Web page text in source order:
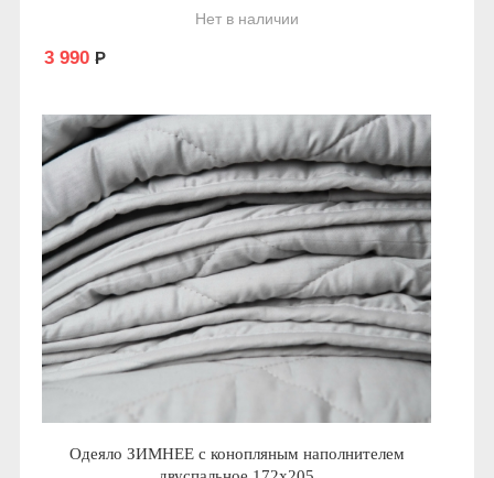
Нет в наличии
3 990 Р
Одеяло ЗИМНЕЕ с конопляным наполнителем